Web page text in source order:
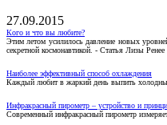
27.09.2015
Кого и что вы любите?
Этим летом усилилось давление новых
секретной космонавтикой. - Статья Лизы
Наиболее эффективный способ охлаждения
Каждый любит в жаркий день выпить холодный
Инфракрасный пирометр – устройство и
Современный инфракрасный пирометр